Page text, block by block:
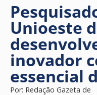
Unioeste
inovador
essencial
Por: Redação Gazeta de